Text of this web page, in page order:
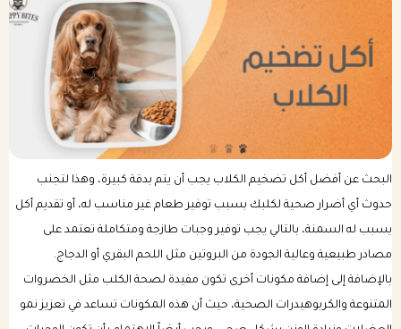
وجبات طبيعية مطبوخة للكلاب
وجبات طبيعية نيء للكلاب
باقات الرعاية الصحية للكلب
عرض الكل
وجبات طبيعية مطبوخه للقطط
بكجات التوفير الشهرية للقطط
باقات الرعاية الصحية للقطط
البحث عن أفضل أكل تضخيم الكلاب يجب أن يتم بدقة كبيرة، وهذا لتجنب
حدوث أي أضرار صحية لكلبك بسبب توفير طعام غير مناسب له، أو تقديم أكل
يسبب له السمنة، بالتالي يجب توفير وجبات طازجة ومتكاملة تعتمد على
مصادر طبيعية وعالية الجودة من البروتين مثل اللحم البقري أو الدجاج.
بالإضافة إلى إضافة مكونات أخرى تكون مفيدة لصحة الكلب مثل الخضروات
المتنوعة والكربوهيدرات الصحية، حيث أن هذه المكونات تساعد في تعزيز نمو